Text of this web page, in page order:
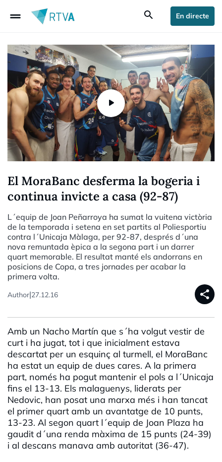
drag_handle search En directe
El MoraBanc desferma la bogeria i
continua invicte a casa (92-87)
L´equip de Joan Peñarroya ha sumat la vuitena victòria
de la temporada i setena en set partits al Poliesportiu
contra l´Unicaja Màlaga, per 92-87, després d´una
nova remuntada èpica a la segona part i un darrer
quart memorable. El resultat manté els andorrans en
posicions de Copa, a tres jornades per acabar la
primera volta.
Author|27.12.16 share
Amb un Nacho Martín que s´ha volgut vestir de
curt i ha jugat, tot i que inicialment estava
descartat per un esquinç al turmell, el MoraBanc
ha estat un equip de dues cares. A la primera
part, només ha pogut mantenir el pols a l´Unicaja
fins el 13-13. Els malaguenys, liderats per
Nedovic, han posat una marxa més i han tancat
el primer quart amb un avantatge de 10 punts,
13-23. Al segon quart l´equip de Joan Plaza ha
gaudit d´una renda màxima de 15 punts (24-39)
i al descans manava amb autoritat (36-47).